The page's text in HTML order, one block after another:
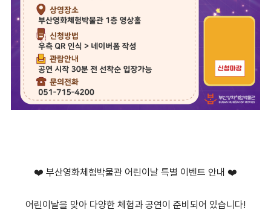
❤️ 부산영화체험박물관 어린이날 특별 이벤트 안내 ❤️
어린이날을 맞아 다양한 체험과 공연이 준비되어 있습니다!